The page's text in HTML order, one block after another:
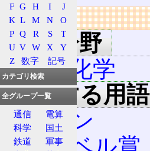
リンク
専門分野
有機化学
関連する用語
ケトン
ノーベル賞
F G H I
J
K L M N
O
P Q R S
T
U V W X
Y
Z
数字 記号
カテゴリ検索
全グループ一覧
通信
電算
科学
国土
鉄道
軍事